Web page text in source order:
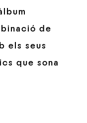
de
els seus
que sona